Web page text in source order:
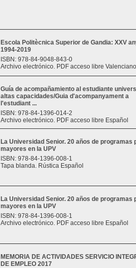
Escola Politècnica Superior de Gandia: XXV
1994-2019
ISBN: 978-84-9048-843-0
Archivo electrónico. PDF acceso libre Valenciano
Guía de acompañamiento al estudiante
altas capacidades/Guia d'acompanyament a
l'estudiant ...
ISBN: 978-84-1396-014-2
Archivo electrónico. PDF acceso libre Español
La Universidad Senior. 20 años de programas
mayores en la UPV
ISBN: 978-84-1396-008-1
Tapa blanda. Rústica Español
La Universidad Senior. 20 años de programas
mayores en la UPV
ISBN: 978-84-1396-008-1
Archivo electrónico. PDF acceso libre Español
MEMORIA DE ACTIVIDADES SERVICIO
DE EMPLEO 2017